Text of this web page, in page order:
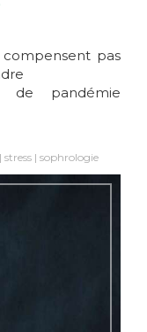
pas
de pandémie
stress sophrologie